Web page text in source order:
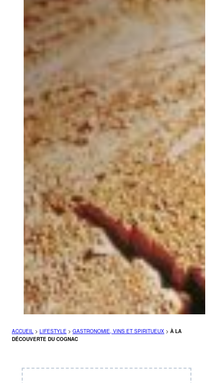
ACCUEIL > LIFESTYLE > GASTRONOMIE, VINS ET SPIRITUEUX > À LA
DÉCOUVERTE DU COGNAC